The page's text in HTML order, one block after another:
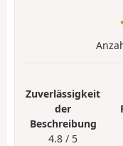
Zuverlässigkeit
der
Beschreibung
4.8 / 5